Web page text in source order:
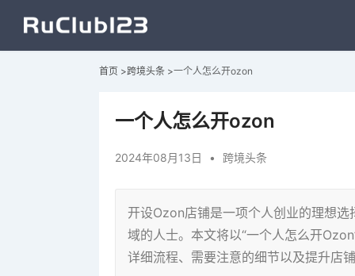
首页 >跨境头条 >一个人怎么开ozon
一个人怎么开ozon
2024年08月13日 • 跨境头条
开设Ozon店铺是一项个人创业的理想
域的人士。本文将以“一个人怎么开
详细流程、需要注意的细节以及提升店